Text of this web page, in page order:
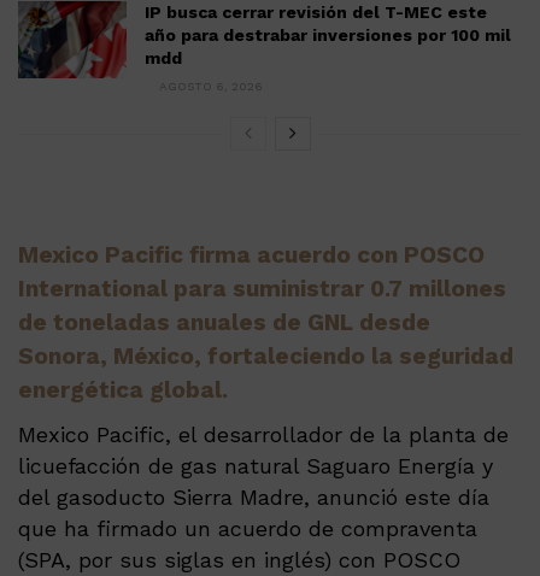
IP busca cerrar revisión del T-MEC este
año para destrabar inversiones por 100 mil
mdd
AGOSTO 6, 2026
Mexico Pacific firma acuerdo con POSCO
International para suministrar 0.7 millones
de toneladas anuales de GNL desde
Sonora, México, fortaleciendo la seguridad
energética global.
Mexico Pacific, el desarrollador de la planta de
licuefacción de gas natural Saguaro Energía y
del gasoducto Sierra Madre, anunció este día
que ha firmado un acuerdo de compraventa
(SPA, por sus siglas en inglés) con POSCO